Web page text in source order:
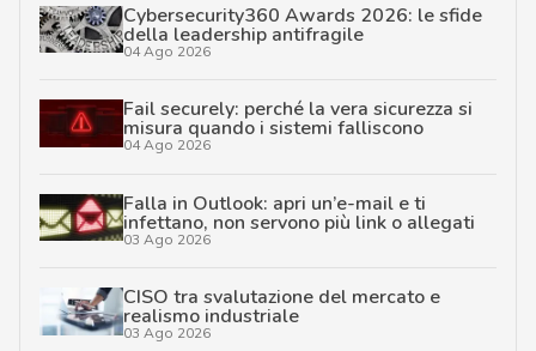
Cybersecurity360 Awards 2026: le sfide
della leadership antifragile
04 Ago 2026
Fail securely: perché la vera sicurezza si
misura quando i sistemi falliscono
04 Ago 2026
Falla in Outlook: apri un’e-mail e ti
infettano, non servono più link o allegati
03 Ago 2026
CISO tra svalutazione del mercato e
realismo industriale
03 Ago 2026